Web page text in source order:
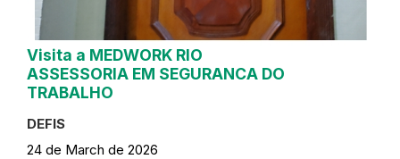
Visita a MEDWORK RIO
ASSESSORIA EM SEGURANCA DO
TRABALHO
DEFIS
24 de March de 2026